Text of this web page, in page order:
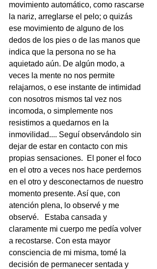
movimiento automático, como rascarse
la nariz, arreglarse el pelo; o quizás
ese movimiento de alguno de los
dedos de los pies o de las manos que
indica que la persona no se ha
aquietado aún. De algún modo, a
veces la mente no nos permite
relajarnos, o ese instante de intimidad
con nosotros mismos tal vez nos
incomoda, o simplemente nos
resistimos a quedarnos en la
inmovilidad.... Seguí observándolo sin
dejar de estar en contacto con mis
propias sensaciones.  El poner el foco
en el otro a veces nos hace perdernos
en el otro y desconectarnos de nuestro
momento presente. Así que, con
atención plena, lo observé y me
observé.   Estaba cansada y
claramente mi cuerpo me pedía volver
a recostarse. Con esta mayor
consciencia de mi misma, tomé la
decisión de permanecer sentada y